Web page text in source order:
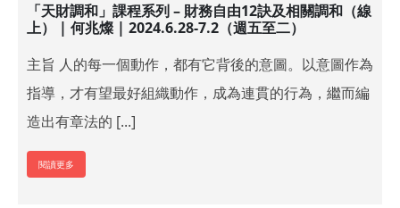
「天財調和」課程系列 – 財務自由12訣及相關調和（線
上） | 何兆燦 | 2024.6.28-7.2（週五至二）
主旨 人的每一個動作，都有它背後的意圖。以意圖作為
指導，才有望最好組織動作，成為連貫的行為，繼而編
造出有章法的 [...]
閱讀更多